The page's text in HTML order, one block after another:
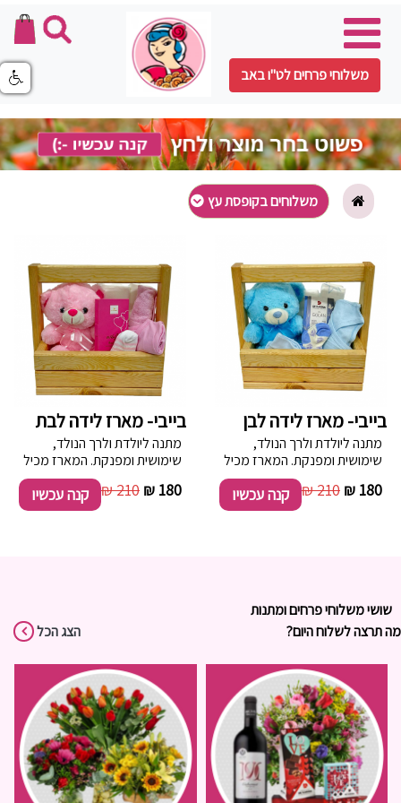
משלוחי פרחים לט"ו באב
משלוחים בקופסת עץ
בייבי- מארז לידה לבן
מתנה ליולדת ולרך הנולד,
שימושית ומפנקת. המארז מכיל
, 2 חיתול טטרה, זוג גרביים, סט
מכנס וחולצה לתינוק, כובע, דובי
וטבלת שוקולד סדרת הגולן.
180 ₪
210 ₪ קנה עכשיו
בייבי- מארז לידה לבת
מתנה ליולדת ולרך הנולד,
שימושית ומפנקת. המארז מכיל
, 2 חיתול טטרה, זוג גרביים, סט
מכנס וחולצה לתינוק, כובע, דובי
וטבלת שוקולד סדרת הגולן.
180 ₪
210 ₪ קנה עכשיו
שושי משלוחי פרחים ומתנות
מה תרצה לשלוח היום?
הצג הכל